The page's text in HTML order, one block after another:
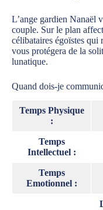
L’ange gardien Nanaël
couple. Sur le plan
célibataires égoïstes
vous protégera de la
lunatique.
Quand dois-je
Temps Physique
:
Temps
Intellectuel :
Temps
Emotionnel :